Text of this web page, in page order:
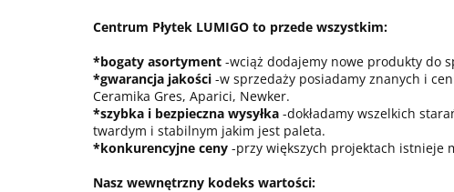
Centrum Płytek LUMIGO to przede wszystkim:
*bogaty asortyment -wciąż dodajemy nowe produkty do
*gwarancja jakości -w sprzedaży posiadamy znanych i
Ceramika Gres, Aparici, Newker.
*szybka i bezpieczna wysyłka -dokładamy wszelkich
twardym i stabilnym jakim jest paleta.
*konkurencyjne ceny -przy większych projektach istnieje
Nasz wewnętrzny kodeks wartości: